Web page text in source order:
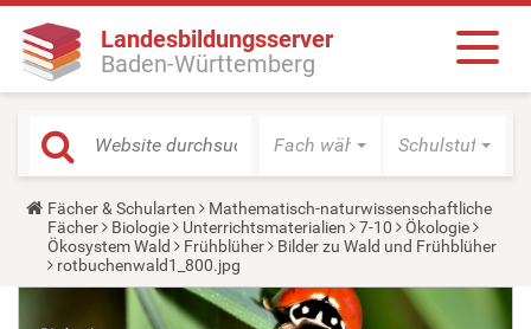
Landesbildungsserver
Baden-Württemberg
Fach wählen Schulstufe
Y
o
u
a
r
Fächer & Schularten
Mathematisch-naturwissenschaftliche
Fächer
Biologie Unterrichtsmaterialien 7-10
Ökologie
Ökosystem Wald
Frühblüher
Bilder zu Wald und Frühblüher
rotbuchenwald1_800.jpg